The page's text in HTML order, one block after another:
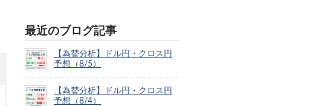
最近のブログ記事
【為替分析】ドル円・クロス円
予想（8/5）
【為替分析】ドル円・クロス円
予想（8/4）